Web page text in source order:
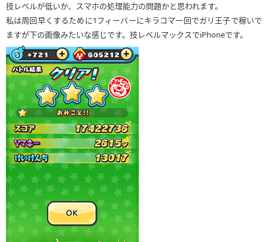
技レベルが低いか、スマホの処理能力の問題かと思われます。
私は周回早くするために1フィーバーにキラコマ一回でガリ王子で稼いで
ますが下の画像みたいな感じです。技レベルマックスでiPhoneです。